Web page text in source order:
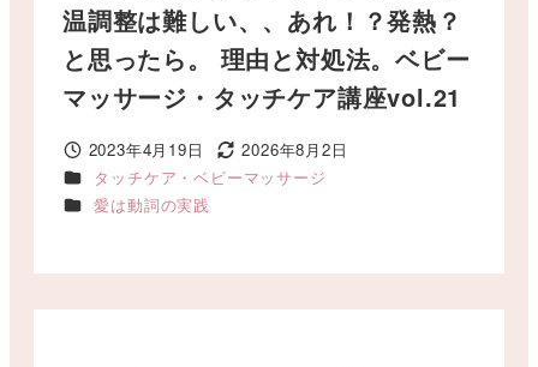
温調整は難しい、、あれ！？発熱？
と思ったら。 理由と対処法。ベビー
マッサージ・タッチケア講座vol.21
投稿日
2023年4月19日
更新日
2026年8月2日
カテゴリー
タッチケア・ベビーマッサージ
カテゴリー
愛は動詞の実践